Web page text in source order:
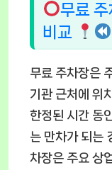
무료 주
비교
무료 주차장은
기관 근처에 위
한정된 시간 동
는 만차가 되는
차장은 주요 상